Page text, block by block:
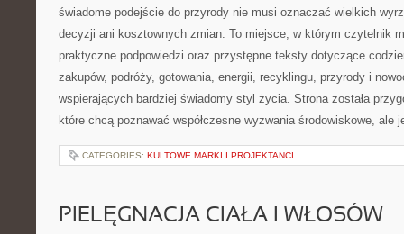
świadome podejście do przyrody nie musi oznaczać wielkich
decyzji ani kosztownych zmian. To miejsce, w którym czytelnik
praktyczne podpowiedzi oraz przystępne teksty dotyczące
zakupów, podróży, gotowania, energii, recyklingu, przyrody i
wspierających bardziej świadomy styl życia. Strona została
które chcą poznawać współczesne wyzwania środowiskowe,
CATEGORIES: KULTOWE MARKI I PROJEKTANCI
PIELĘGNACJA CIAŁA I WŁOSÓW